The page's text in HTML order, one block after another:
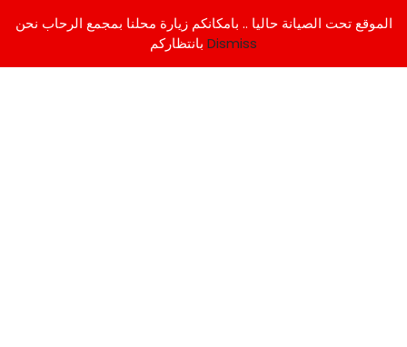
الموقع تحت الصيانة حاليا .. بامكانكم زيارة محلنا بمجمع الرحاب نحن
Dismiss